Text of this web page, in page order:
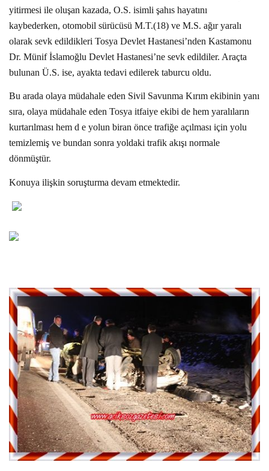
yitirmesi ile oluşan kazada, O.S. isimli şahıs hayatını
kaybederken, otomobil sürücüsü M.T.(18) ve M.S. ağır yaralı
olarak sevk edildikleri Tosya Devlet Hastanesi’nden Kastamonu
Dr. Münif İslamoğlu Devlet Hastanesi’ne sevk edildiler. Araçta
bulunan Ü.S. ise, ayakta tedavi edilerek taburcu oldu.
Bu arada olaya müdahale eden Sivil Savunma Kırım ekibinin yanı
sıra, olaya müdahale eden Tosya itfaiye ekibi de hem yaralıların
kurtarılması hem d e yolun biran önce trafiğe açılması için yolu
temizlemiş ve bundan sonra yoldaki trafik akışı normale
dönmüştür.
Konuya ilişkin soruşturma devam etmektedir.